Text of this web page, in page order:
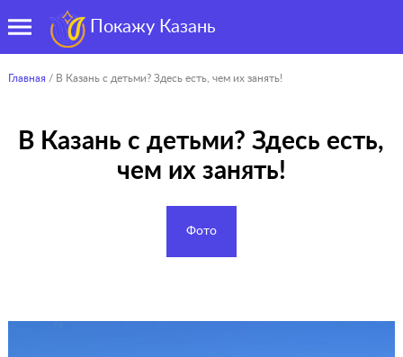
Покажу Казань
Главная / В Казань с детьми? Здесь есть, чем их занять!
В Казань с детьми? Здесь есть,
чем их занять!
Фото